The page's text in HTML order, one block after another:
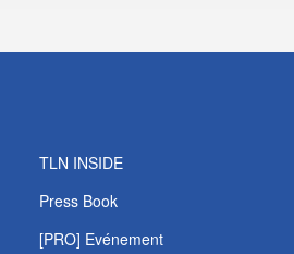
TLN INSIDE
Press Book
[PRO] Evénement